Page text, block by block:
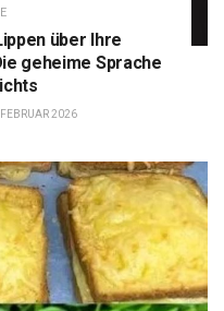
über Ihre
geheime Sprache
2026